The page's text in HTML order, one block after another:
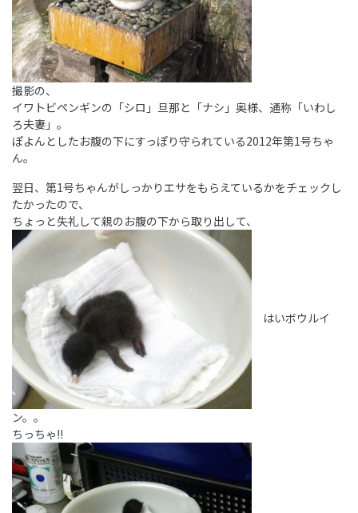
撮影の、
イワトビペンギンの「シロ」旦那と「ナシ」奥様、通称「いわし
ろ夫妻」。
ぽよんとしたお腹の下にすっぽり守られている2012年第1号ちゃ
ん。
翌日、第1号ちゃんがしっかりエサをもらえているかをチェックし
たかったので、
ちょっと失礼して親のお腹の下から取り出して、
はいボウルイ
ン。。
ちっちゃ!!